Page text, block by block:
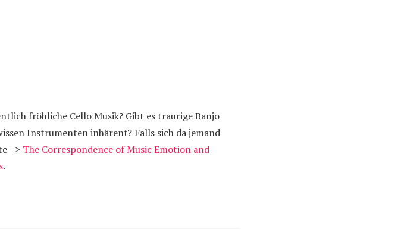
fröhliche Cello Musik? Gibt es traurige Banjo
Instrumenten inhärent? Falls sich da jemand
–> The Correspondence of Music Emotion and
.